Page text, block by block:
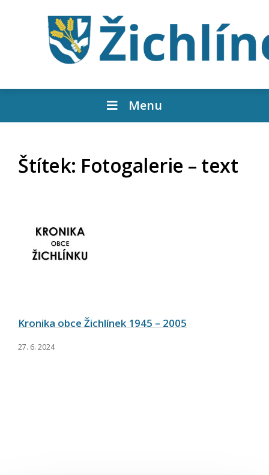
Menu
Štítek: Fotogalerie – text
Kronika obce Žichlínek 1945 – 2005
27. 6. 2024